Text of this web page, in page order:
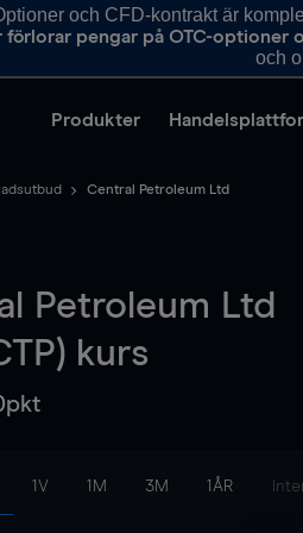
och CFD-kontrakt är
förlorar pengar på OTC-optioner
och
Produkter
Central Petroleum Ltd
Petroleum Ltd
kurs
1V 1M 3M 1ÅR